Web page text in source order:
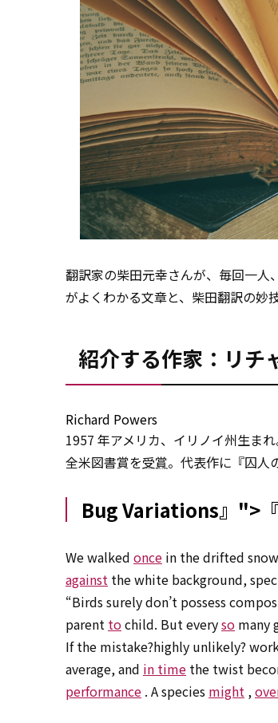
翻訳家の柴田元幸さんが、毎回一人
がよくわかる文章と、柴田翻訳の妙
紹介する作家：リチ
Richard Powers
1957 年アメリカ、イリノイ州生ま
全米図書賞を受賞。代表作に『囚人
Bug Variations』">
We walked once in the drifted
against the white background,
“Birds surely don’t possess
parent tochild. But everyso many
If the mistake?highly unlikely?
average, and in time the twist
performance . A species might ,